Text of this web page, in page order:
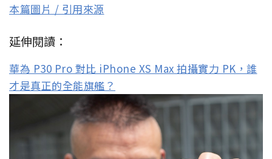
本篇圖片 / 引用來源
延伸閱讀：
華為 P30 Pro 對比 iPhone XS Max 拍攝實力 PK，誰
才是真正的全能旗艦？